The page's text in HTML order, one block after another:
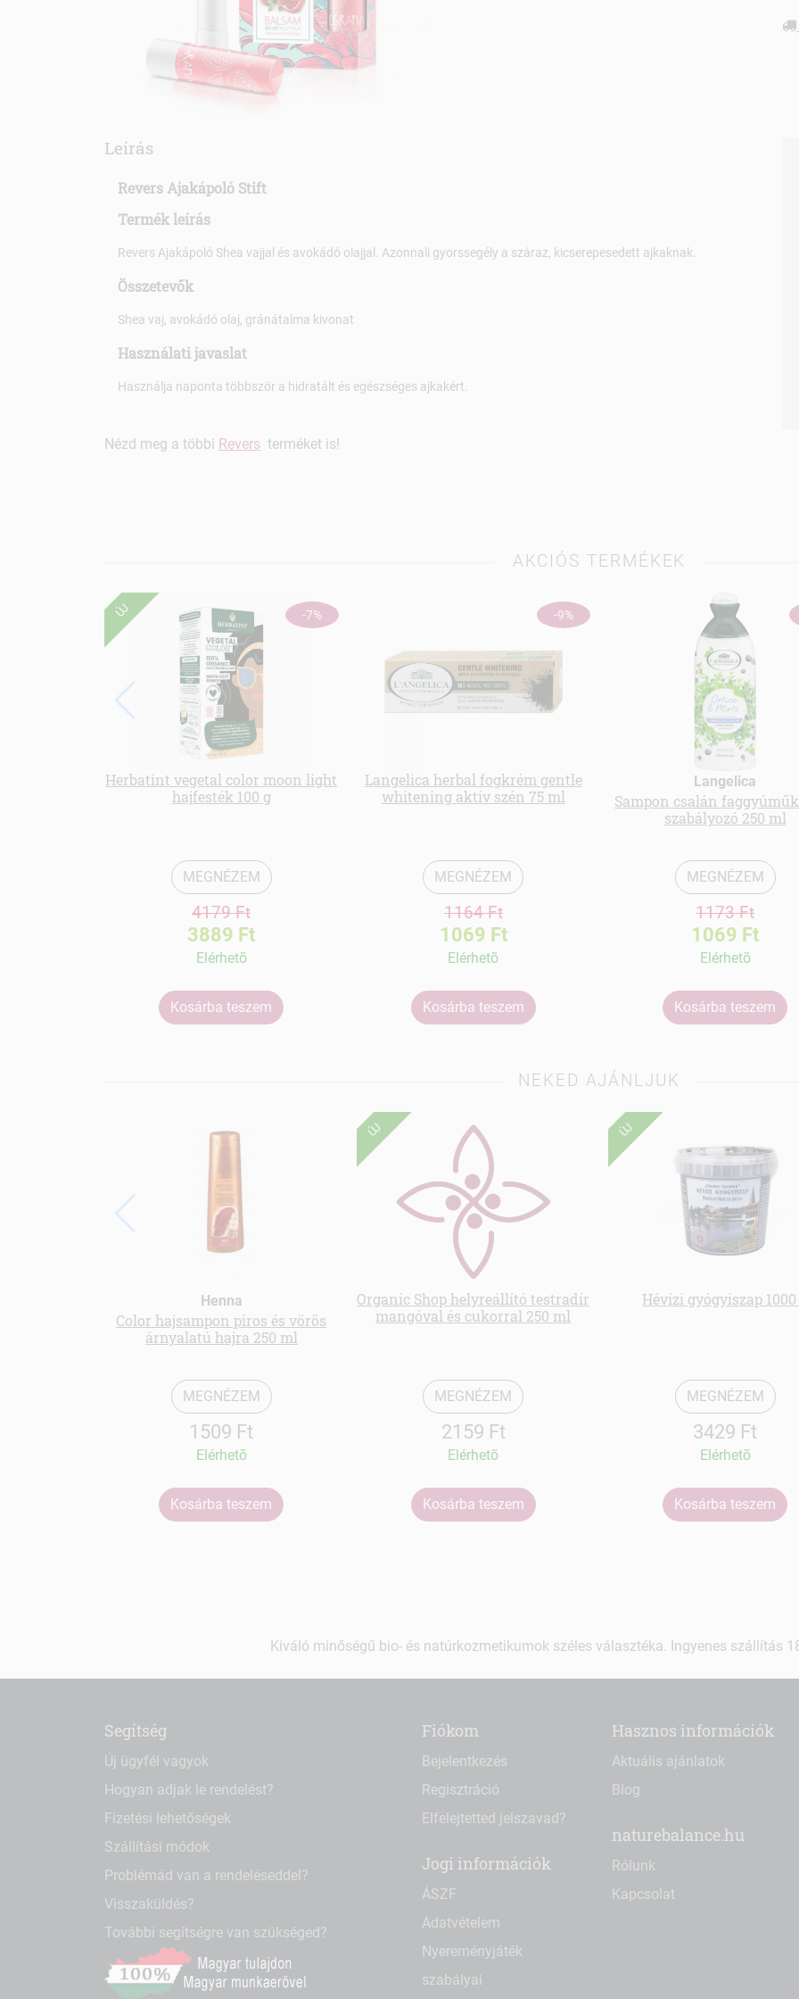
Leírás
Revers Ajakápoló Stift
Termék leírás
Revers Ajakápoló Shea vajjal és avokádó olajjal. Azonnali gyorssegély a száraz, kicserepesedett ajkaknak.
Összetevők
Shea vaj, avokádó olaj, gránátalma kivonat
Használati javaslat
Használja naponta többször a hidratált és egészséges ajkakért.
Nézd meg a többi Revers terméket is!
AKCIÓS TERMÉKEK
-7%
ÚJ
Herbatint vegetal color moon light
hajfesték 100 g
MEGNÉZEM
4179 Ft
3889 Ft
Elérhetõ
Kosárba teszem
-9%
Langelica herbal fogkrém gentle
whitening aktív szén 75 ml
MEGNÉZEM
1164 Ft
1069 Ft
Elérhetõ
Kosárba teszem
Langelica
Sampon csalán
szabályozó 250 ml
MEGNÉZEM
1173 Ft
1069 Ft
Elérhetõ
Kosárba teszem
NEKED AJÁNLJUK
Henna
Color hajsampon piros és vörös
árnyalatú hajra 250 ml
MEGNÉZEM
1509 Ft
Elérhetõ
Kosárba teszem
ÚJ
Organic Shop helyreállító testradír
mangóval és cukorral 250 ml
MEGNÉZEM
2159 Ft
Elérhetõ
Kosárba teszem
ÚJ
Hévízi gyógyiszap 1000
MEGNÉZEM
3429 Ft
Elérhetõ
Kosárba teszem
Kiváló minőségű bio- és natúrkozmetikumok széles választéka. Ingyenes szállítás
Segítség
Új ügyfél vagyok
Hogyan adjak le rendelést?
Fizetési lehetőségek
Szállítási módok
Problémád van a rendeléseddel?
Visszaküldés?
További segítségre van szükséged?
Fiókom
Bejelentkezés
Regisztráció
Elfelejtetted jelszavad?
Jogi információk
ÁSZF
Adatvételem
Nyereményjáték
szabályai
Hasznos információk
Aktuális ajánlatok
Blog
naturebalance.hu
Rólunk
Kapcsolat